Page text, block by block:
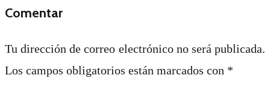
Comentar
Tu dirección de correo electrónico no será publicada.
Los campos obligatorios están marcados con *